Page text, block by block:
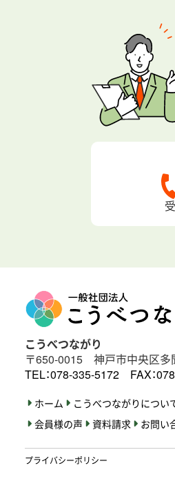
こうべつながり
〒650-0015 神戸市中央区多
TEL：078-335-5172
FAX：
ホーム こうべつながりについ
会員様の声
資料請求 お問い
プライバシーポリシー